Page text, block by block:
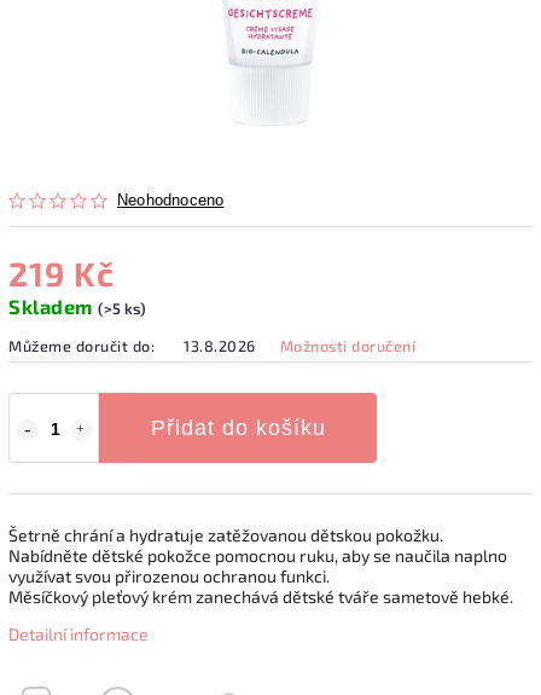
Neohodnoceno
219 Kč
Skladem (>5 ks)
Můžeme doručit do:
13.8.2026 Možnosti doručení
Přidat do košíku
Šetrně chrání a hydratuje zatěžovanou dětskou pokožku.
Nabídněte dětské pokožce pomocnou ruku, aby se naučila naplno
využívat svou přirozenou ochranou funkci.
Měsíčkový pleťový krém zanechává dětské tváře sametově hebké.
Detailní informace